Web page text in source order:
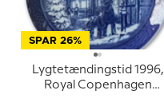
SPAR 26%
Lygtetændingstid 1996,
Royal Copenhagen